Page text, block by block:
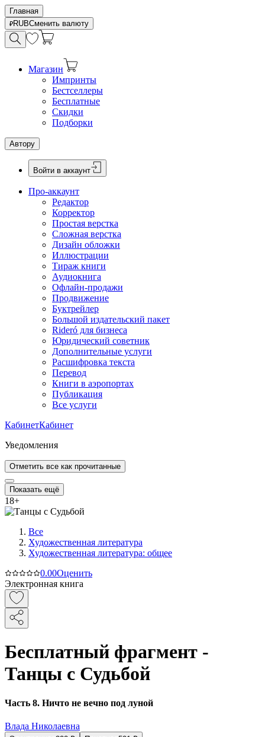
Главная
RUBСменить валюту
Магазин
Импринты
Бестселлеры
Бесплатные
Скидки
Подборки
Автору
Войти в аккаунт
Про-аккаунт
Редактор
Корректор
Простая верстка
Сложная верстка
Дизайн обложки
Иллюстрации
Тираж книги
Аудиокнига
Офлайн-продажи
Продвижение
Буктрейлер
Большой издательский пакет
Rideró для бизнеса
Юридический советник
Дополнительные услуги
Расшифровка текста
Перевод
Книги в аэропортах
Публикация
Все услуги
КабинетКабинет
Уведомления
Отметить все как прочитанные
Показать ещё
18+
Все
Художественная литература
Художественная литература: общее
0.00Оценить
Электронная книга
Бесплатный фрагмент -
Танцы с Судьбой
Часть 8. Ничто не вечно под луной
Влада Николаевна